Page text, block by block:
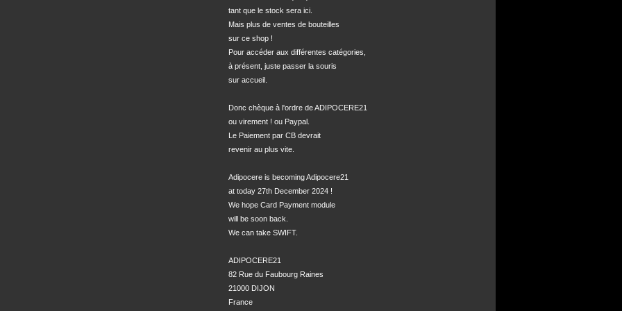
tant que le stock sera ici.
Mais plus de ventes de bouteilles
sur ce shop !
Pour accéder aux différentes catégories,
à présent, juste passer la souris
sur accueil.
Donc chèque à l'ordre de ADIPOCERE21
ou virement ! ou Paypal.
Le Paiement par CB devrait
revenir au plus vite.
Adipocere is becoming Adipocere21
at today 27th December 2024 !
We hope Card Payment module
will be soon back.
We can take SWIFT.
ADIPOCERE21
82 Rue du Faubourg Raines
21000 DIJON
France